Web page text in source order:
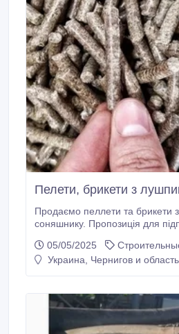
Пелети, брикети з
Продаємо пеллети та брикети
соняшнику. Пропозиція для
у біг-беги або насипом.
Показники пелет: - діаметр 8 мм, - довжина 10-
05/05/2025
Украина, Чернигов и область